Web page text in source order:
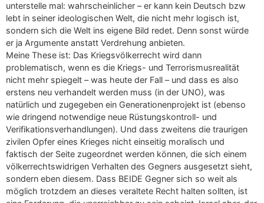
unterstelle mal: wahrscheinlicher – er kann kein Deutsch bzw
lebt in seiner ideologischen Welt, die nicht mehr logisch ist,
sondern sich die Welt ins eigene Bild redet. Denn sonst würde
er ja Argumente anstatt Verdrehung anbieten.
Meine These ist: Das Kriegsvölkerrecht wird dann
problematisch, wenn es die Kriegs- und Terrorismusrealität
nicht mehr spiegelt – was heute der Fall – und dass es also
erstens neu verhandelt werden muss (in der UNO), was
natürlich und zugegeben ein Generationenprojekt ist (ebenso
wie dringend notwendige neue Rüstungskontroll- und
Verifikationsverhandlungen). Und dass zweitens die traurigen
zivilen Opfer eines Krieges nicht einseitig moralisch und
faktisch der Seite zugeordnet werden können, die sich einem
völkerrechtswidrigen Verhalten des Gegners ausgesetzt sieht,
sondern eben diesem. Dass BEIDE Gegner sich so weit als
möglich trotzdem an dieses veraltete Recht halten sollten, ist